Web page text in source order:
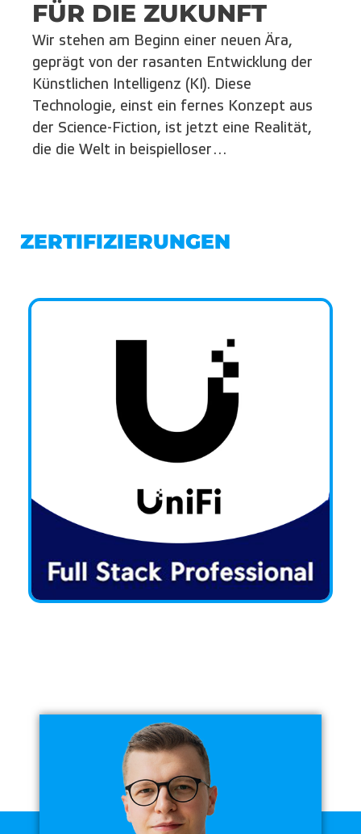
FÜR DIE ZUKUNFT
Wir stehen am Beginn einer neuen Ära,
geprägt von der rasanten Entwicklung der
Künstlichen Intelligenz (KI). Diese
Technologie, einst ein fernes Konzept aus
der Science-Fiction, ist jetzt eine Realität,
die die Welt in beispielloser…
ZERTIFIZIERUNGEN